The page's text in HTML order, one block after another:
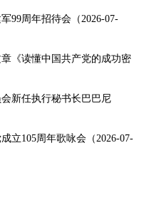
99周年招待会（2026-07-
《读懂中国共产党的成功密
新任执行秘书长巴巴尼
立105周年歌咏会（2026-07-